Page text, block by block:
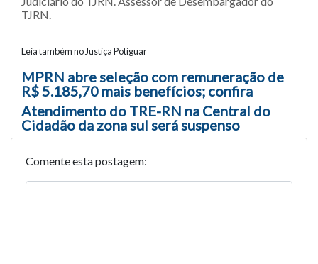
TJRN.
Leia também no Justiça Potiguar
Navegação entre posts
MPRN abre seleção com remuneração de
R$ 5.185,70 mais benefícios; confira
Atendimento do TRE-RN na Central do
Cidadão da zona sul será suspenso
Comente esta postagem: